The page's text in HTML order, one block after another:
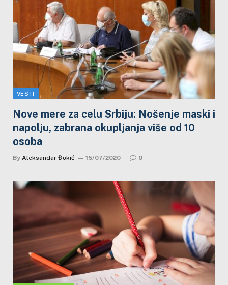
VESTI
Nove mere za celu Srbiju: Nošenje maski i
napolju, zabrana okupljanja više od 10
osoba
By Aleksandar Đokić 15/07/2020 0